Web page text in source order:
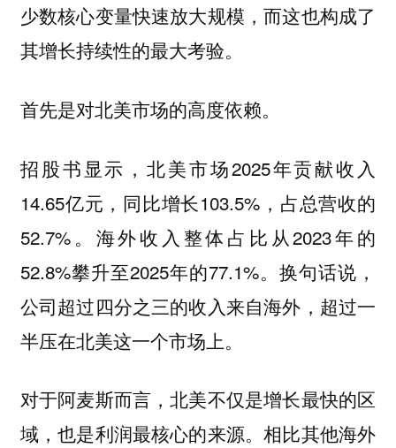
少数核心变量快速放大规模，而这也构成了
其增长持续性的最大考验。
首先是对北美市场的高度依赖。
招股书显示，北美市场2025年贡献收入
14.65亿元，同比增长103.5%，占总营收的
52.7%。海外收入整体占比从2023年的
52.8%攀升至2025年的77.1%。换句话说，
公司超过四分之三的收入来自海外，超过一
半压在北美这一个市场上。
对于阿麦斯而言，北美不仅是增长最快的区
域，也是利润最核心的来源。相比其他海外